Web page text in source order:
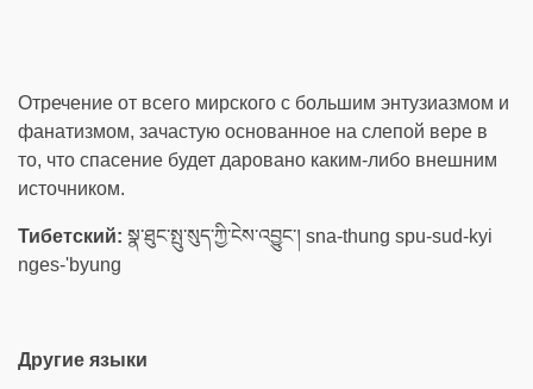
Отречение от всего мирского с большим энтузиазмом и
фанатизмом, зачастую основанное на слепой вере в
то, что спасение будет даровано каким-либо внешним
источником.
Тибетский: སྣ་ཐུང་སྤུ་སུད་ཀྱི་ངེས་འབྱུང་། sna-thung spu-sud-kyi
nges-'byung
Другие языки